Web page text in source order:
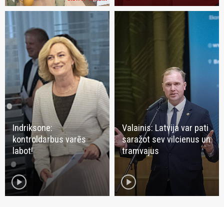
Indriksone:
kontroldarbus varēs
labot!
play_circle
Valainis: Latvija var pati
saražot sev vilcienus un
tramvajus
play_circle